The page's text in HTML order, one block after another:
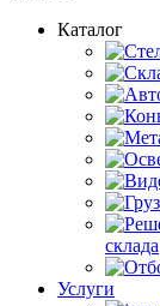
Каталог
склада
Услуги